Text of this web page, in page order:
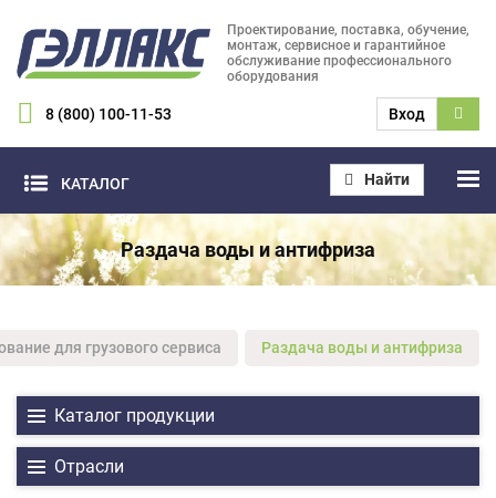
Проектирование, поставка, обучение,
монтаж, сервисное и гарантийное
обслуживание профессионального
оборудования
8 (800) 100-11-53 Вход
КАТАЛОГ Найти
Раздача воды и антифриза
для грузового сервиса Раздача воды и антифриза
Каталог продукции
Отрасли